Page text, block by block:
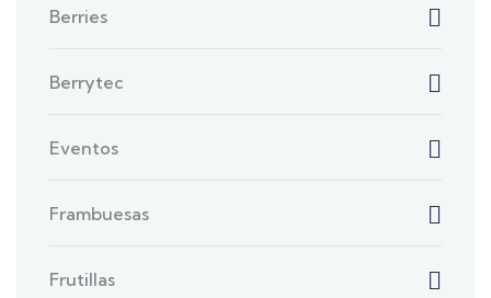
Berries
Berrytec
Eventos
Frambuesas
Frutillas